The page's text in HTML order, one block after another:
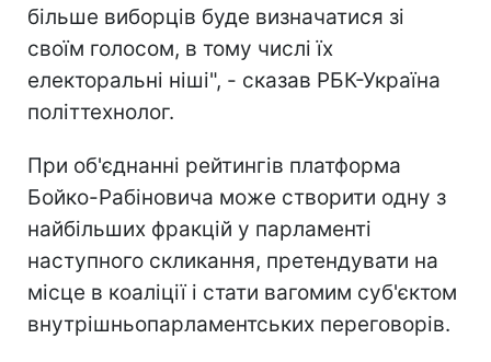
більше виборців буде визначатися зі
своїм голосом, в тому числі їх
електоральні ніші", - сказав РБК-Україна
політтехнолог.
При об'єднанні рейтингів платформа
Бойко-Рабіновича може створити одну з
найбільших фракцій у парламенті
наступного скликання, претендувати на
місце в коаліції і стати вагомим суб'єктом
внутрішньопарламентських переговорів.